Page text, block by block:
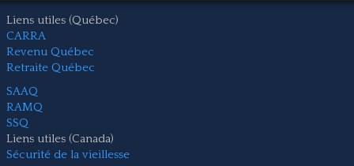
Liens utiles (Québec)
CARRA
Revenu Québec
Retraite Québec
SAAQ
RAMQ
SSQ
Liens utiles (Canada)
Sécurité de la vieillesse